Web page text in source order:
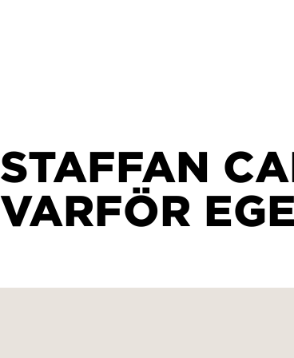
STAFFAN
VARFÖR